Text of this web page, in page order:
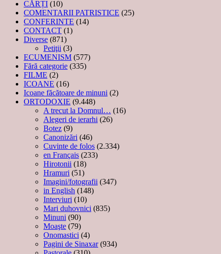
CĂRȚI (10)
COMENTARII PATRISTICE (25)
CONFERINTE (14)
CONTACT (1)
Diverse (871)
Petiţii (3)
ECUMENISM (577)
Fără categorie (335)
FILME (2)
ICOANE (16)
Icoane făcătoare de minuni (2)
ORTODOXIE (9.448)
A trecut la Domnul… (16)
Alegeri de ierarhi (26)
Botez (9)
Canonizări (46)
Cuvinte de folos (2.334)
en Français (233)
Hirotonii (18)
Hramuri (51)
Imagini/fotografii (347)
in English (148)
Interviuri (10)
Mari duhovnici (835)
Minuni (90)
Moaşte (79)
Onomastici (4)
Pagini de Sinaxar(934)